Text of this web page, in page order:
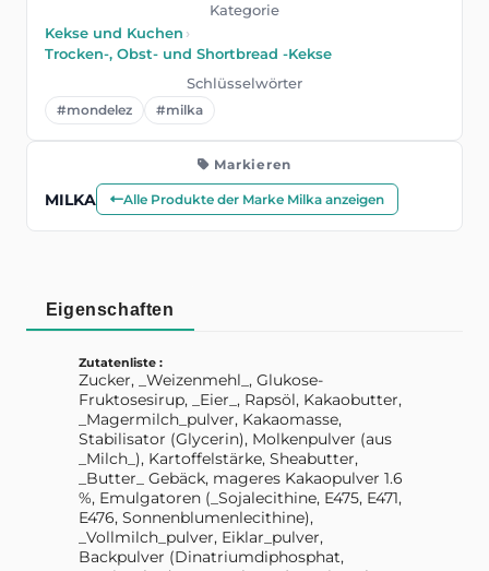
Kategorie
Kekse und Kuchen ›
Trocken-, Obst- und Shortbread -Kekse
Schlüsselwörter
#mondelez #milka
Markieren
MILKA Alle Produkte der Marke Milka anzeigen
Eigenschaften
Zutatenliste :
Zucker, _Weizenmehl_, Glukose-
Fruktosesirup, _Eier_, Rapsöl, Kakaobutter,
_Magermilch_pulver, Kakaomasse,
Stabilisator (Glycerin), Molkenpulver (aus
_Milch_), Kartoffelstärke, Sheabutter,
_Butter_ Gebäck, mageres Kakaopulver 1.6
%, Emulgatoren (_Sojalecithine, E475, E471,
E476, Sonnenblumenlecithine),
_Vollmilch_pulver, Eiklar_pulver,
Backpulver (Dinatriumdiphosphat,